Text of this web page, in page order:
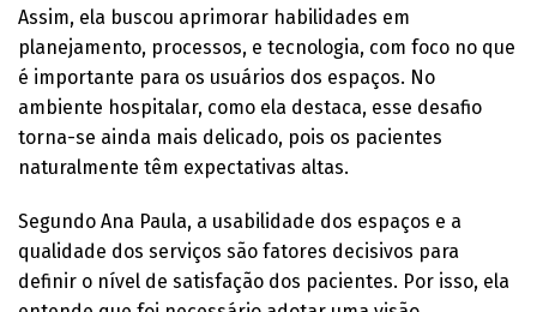
Assim, ela buscou aprimorar habilidades em
planejamento, processos, e tecnologia, com foco no que
é importante para os usuários dos espaços. No
ambiente hospitalar, como ela destaca, esse desafio
torna-se ainda mais delicado, pois os pacientes
naturalmente têm expectativas altas.
Segundo Ana Paula, a usabilidade dos espaços e a
qualidade dos serviços são fatores decisivos para
definir o nível de satisfação dos pacientes. Por isso, ela